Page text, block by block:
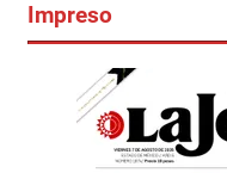
Impreso